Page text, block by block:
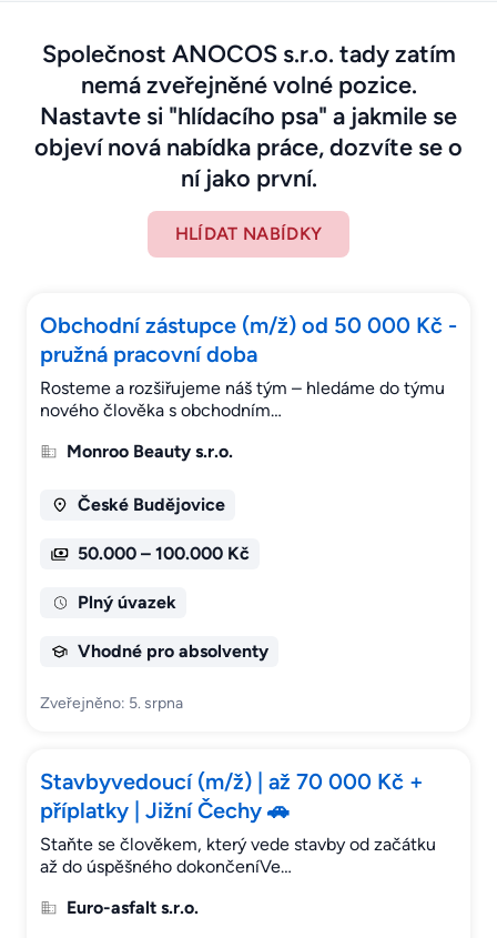
Společnost ANOCOS s.r.o. tady zatím
nemá zveřejněné volné pozice.
Nastavte si "hlídacího psa" a jakmile se
objeví nová nabídka práce, dozvíte se o
ní jako první.
HLÍDAT NABÍDKY
Obchodní zástupce (m/ž) od 50 000 Kč -
pružná pracovní doba
Rosteme a rozšiřujeme náš tým – hledáme do týmu
nového člověka s obchodním…
Monroo Beauty s.r.o.
České Budějovice
50.000 – 100.000 Kč
Plný úvazek
Vhodné pro absolventy
Zveřejněno: 5. srpna
Stavbyvedoucí (m/ž) | až 70 000 Kč +
příplatky | Jižní Čechy 🚗
Staňte se člověkem, který vede stavby od začátku
až do úspěšného dokončeníVe…
Euro-asfalt s.r.o.